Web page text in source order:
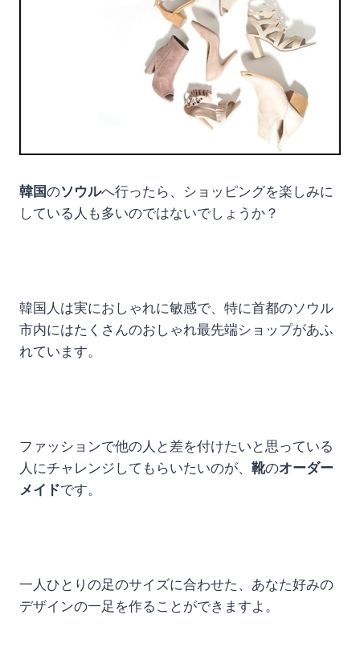
韓国のソウルへ行ったら、ショッピングを楽しみに
している人も多いのではないでしょうか？
韓国人は実におしゃれに敏感で、特に首都のソウル
市内にはたくさんのおしゃれ最先端ショップがあふ
れています。
ファッションで他の人と差を付けたいと思っている
人にチャレンジしてもらいたいのが、 靴のオーダー
メイドです。
一人ひとりの足のサイズに合わせた、あなた好みの
デザインの一足を作ることができますよ。